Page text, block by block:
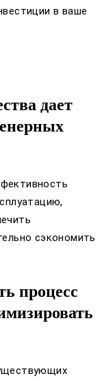
в ваше
дает
сэкономить
процесс